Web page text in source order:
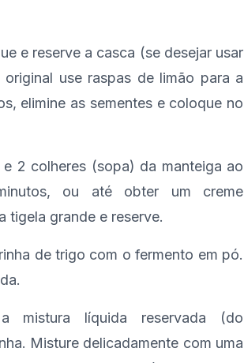
e reserve a casca (se desejar usar
use raspas de limão para a
elimine as sementes e coloque no
2 colheres (sopa) da manteiga ao
ou até obter um creme
tigela grande e reserve.
de trigo com o fermento em pó.
mistura líquida reservada (do
Misture delicadamente com uma